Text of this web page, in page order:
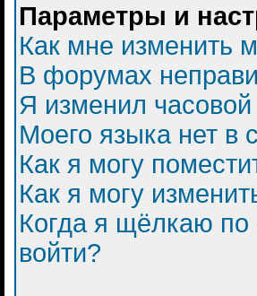
Параметры и
Как мне изменить
В форумах
Я изменил
Моего языка нет в
Как я могу
Как я могу
Когда я щёлкаю по
войти?